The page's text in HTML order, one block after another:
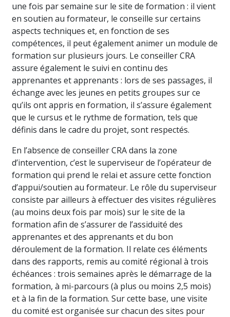
une fois par semaine sur le site de formation : il vient
en soutien au formateur, le conseille sur certains
aspects techniques et, en fonction de ses
compétences, il peut également animer un module de
formation sur plusieurs jours. Le conseiller CRA
assure également le suivi en continu des
apprenantes et apprenants : lors de ses passages, il
échange avec les jeunes en petits groupes sur ce
qu’ils ont appris en formation, il s’assure également
que le cursus et le rythme de formation, tels que
définis dans le cadre du projet, sont respectés.
En l’absence de conseiller CRA dans la zone
d’intervention, c’est le superviseur de l’opérateur de
formation qui prend le relai et assure cette fonction
d’appui/soutien au formateur. Le rôle du superviseur
consiste par ailleurs à effectuer des visites régulières
(au moins deux fois par mois) sur le site de la
formation afin de s’assurer de l’assiduité des
apprenantes et des apprenants et du bon
déroulement de la formation. Il relate ces éléments
dans des rapports, remis au comité régional à trois
échéances : trois semaines après le démarrage de la
formation, à mi-parcours (à plus ou moins 2,5 mois)
et à la fin de la formation. Sur cette base, une visite
du comité est organisée sur chacun des sites pour